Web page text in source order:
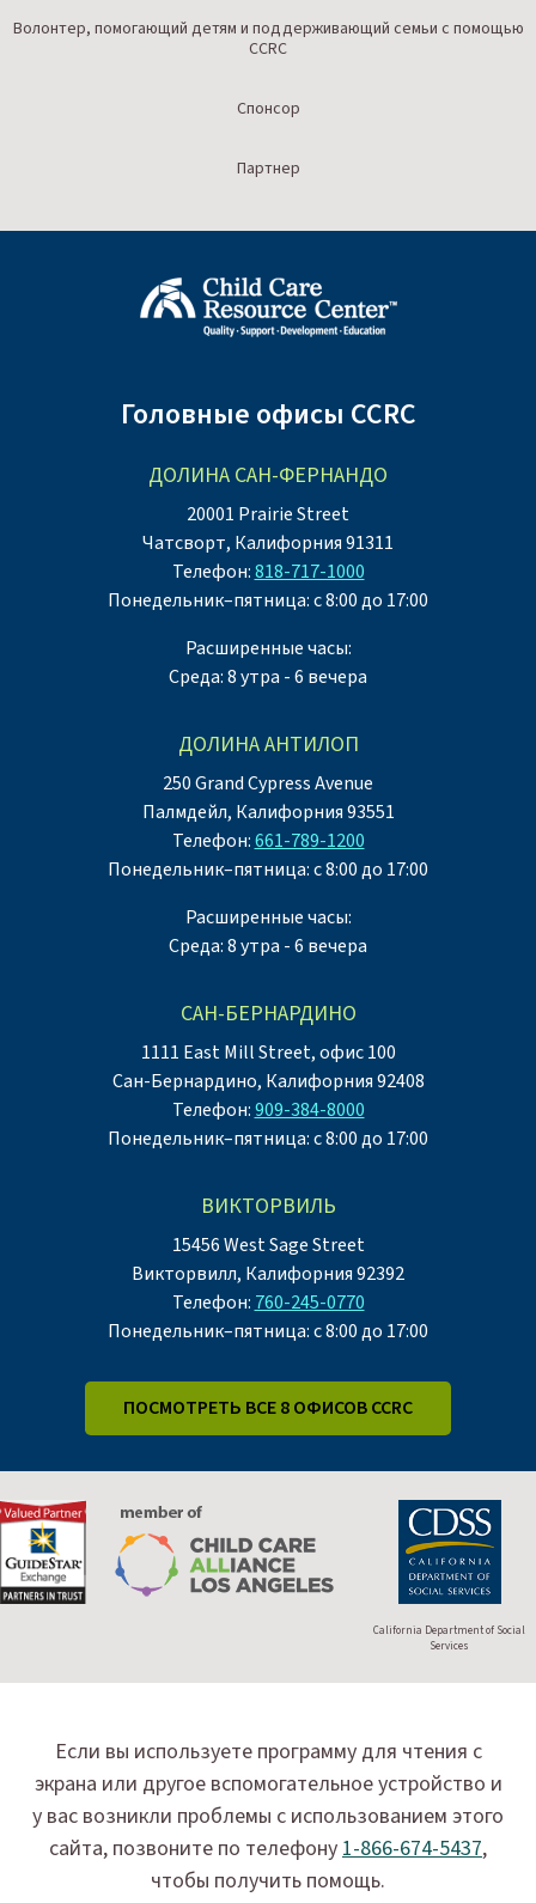
Волонтер, помогающий детям и поддерживающий семьи с помощью
CCRC
Спонсор
Партнер
Головные офисы CCRC
ДОЛИНА САН-ФЕРНАНДО
20001 Prairie Street
Чатсворт, Калифорния 91311
Телефон:818-717-1000
Понедельник–пятница: с 8:00 до 17:00
Расширенные часы:
Среда: 8 утра - 6 вечера
ДОЛИНА АНТИЛОП
250 Grand Cypress Avenue
Палмдейл, Калифорния 93551
Телефон:661-789-1200
Понедельник–пятница: с 8:00 до 17:00
Расширенные часы:
Среда: 8 утра - 6 вечера
САН-БЕРНАРДИНО
1111 East Mill Street, офис 100
Сан-Бернардино, Калифорния 92408
Телефон:909-384-8000
Понедельник–пятница: с 8:00 до 17:00
ВИКТОРВИЛЬ
15456 West Sage Street
Викторвилл, Калифорния 92392
Телефон: 760-245-0770
Понедельник–пятница: с 8:00 до 17:00
ПОСМОТРЕТЬ ВСЕ 8 ОФИСОВ CCRC
California Department of Social
Services
Если вы используете программу для чтения с
экрана или другое вспомогательное устройство и
у вас возникли проблемы с использованием этого
сайта, позвоните по телефону 1-866-674-5437,
чтобы получить помощь.